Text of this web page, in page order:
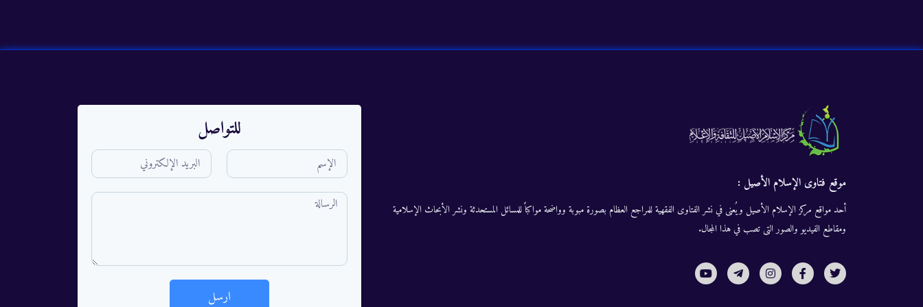
موقع فتاوى الإسلام الأصيل :
أحد مواقع مركز الإسلام الأصيل ويُعنى في نشر الفتاوى الفقهية للمراجع العظام بصورة مبوبة وواضحة مواكباً للمسائل المستحدثة ونشر الأبحاث الإسلامية
ومقاطع الفيديو والصور التى تصب في هذا المجال.
للتواصل
ارسل